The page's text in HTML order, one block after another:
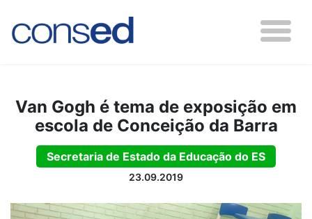
Van Gogh é tema de exposição em
escola de Conceição da Barra
Secretaria de Estado da Educação do ES
23.09.2019